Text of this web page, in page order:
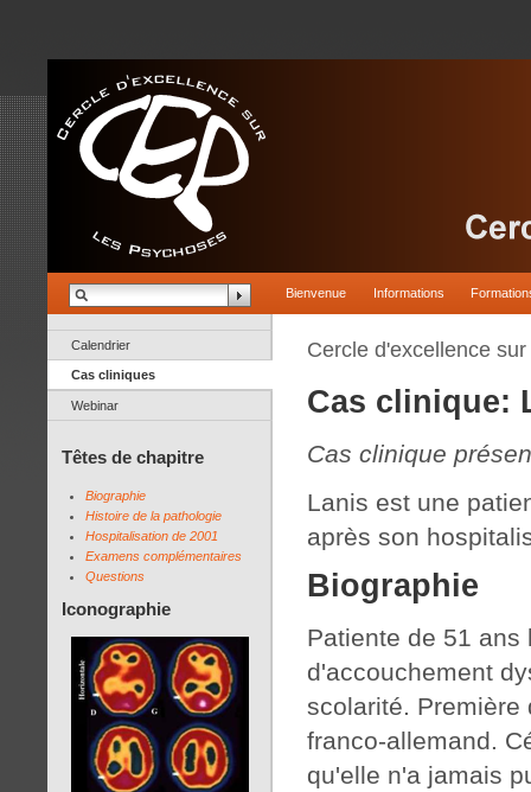
Bienvenue Informations
Calendrier
Cas cliniques
Webinar
Têtes de chapitre
Biographie
Histoire de la pathologie
Hospitalisation de 2001
Examens complémentaires
Questions
Iconographie
Cercle d'excellence
Cas clinique:
Cas clinique
Lanis est une
après son
Biographie
Patiente de 51
d'accouchement
scolarité. Première
franco-allemand.
qu'elle n'a jamais